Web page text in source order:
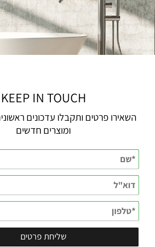
KEEP IN TOUCH
השאירו פרטים ותקבלו עדכונים
ומוצרים חדשים